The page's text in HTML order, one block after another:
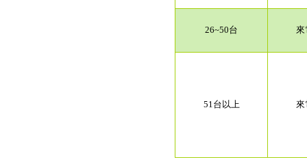
26~50台 來
51台以上 來